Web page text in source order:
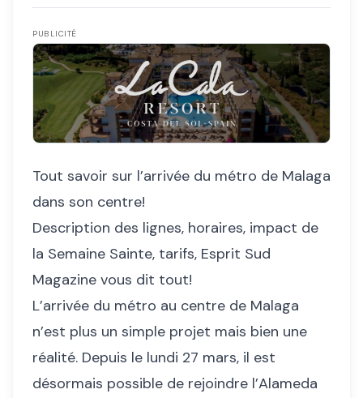
PUBLICITÉ
Tout savoir sur l’arrivée du métro de Malaga
dans son centre!
Description des lignes, horaires, impact de
la Semaine Sainte, tarifs, Esprit Sud
Magazine vous dit tout!
L’arrivée du métro au centre de Malaga
n’est plus un simple projet mais bien une
réalité. Depuis le lundi 27 mars, il est
désormais possible de rejoindre l’Alameda